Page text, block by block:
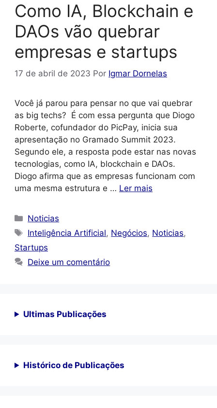
Como IA, Blockchain e
DAOs vão quebrar
empresas e startups
17 de abril de 2023 Por Igmar Dornelas
Você já parou para pensar no que vai quebrar
as big techs? É com essa pergunta que Diogo
Roberte, cofundador do PicPay, inicia sua
apresentação no Gramado Summit 2023.
Segundo ele, a resposta pode estar nas novas
tecnologias, como IA, blockchain e DAOs.
Diogo afirma que as empresas funcionam com
uma mesma estrutura e … Ler mais
Categorias
Noticias
Tags
Inteligência Artificial, Negócios, Noticias,
Startups
Deixe um comentário
Ultimas Publicações
Histórico de Publicações